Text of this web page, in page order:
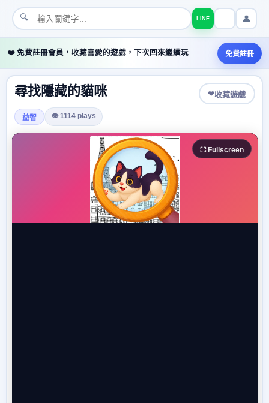
🔍 LINE 👤
❤️ 免費註冊會員，收藏喜愛的遊戲，下次回來繼續玩 免費註冊
尋找隱藏的貓咪 ❤收藏遊戲
益智 👁 1114 plays
⛶ Fullscreen